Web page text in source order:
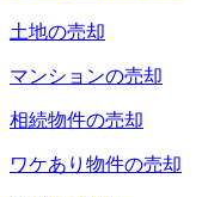
土地の売却
マンションの売却
相続物件の売却
ワケあり物件の売却